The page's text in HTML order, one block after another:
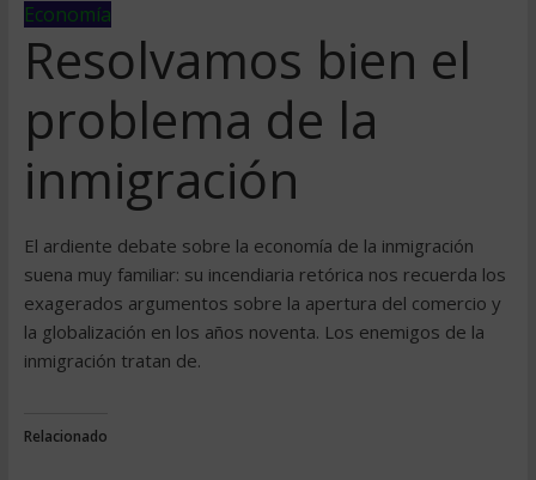
Economía
Resolvamos bien el
problema de la
inmigración
El ardiente debate sobre la economía de la inmigración
suena muy familiar: su incendiaria retórica nos recuerda los
exagerados argumentos sobre la apertura del comercio y
la globalización en los años noventa. Los enemigos de la
inmigración tratan de.
Relacionado